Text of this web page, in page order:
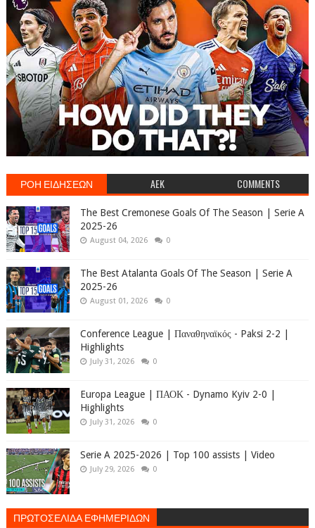
ΡΟΗ ΕΙΔΗΣΕΩΝ AEK COMMENTS
The Best Cremonese Goals Of The Season | Serie A
2025-26
August 04, 2026 0
The Best Atalanta Goals Of The Season | Serie A
2025-26
August 01, 2026 0
Conference League | Παναθηναϊκός - Paksi 2-2 |
Highlights
July 31, 2026 0
Europa League | ΠΑΟΚ - Dynamo Kyiv 2-0 |
Highlights
July 31, 2026 0
Serie A 2025-2026 | Top 100 assists | Video
July 29, 2026 0
ΠΡΩΤΟΣΕΛΙΔΑ ΕΦΗΜΕΡΙΔΩΝ